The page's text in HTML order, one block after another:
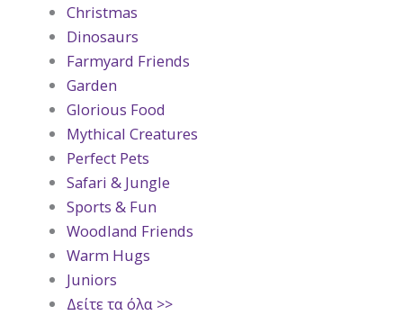
Christmas
Dinosaurs
Farmyard Friends
Garden
Glorious Food
Mythical Creatures
Perfect Pets
Safari & Jungle
Sports & Fun
Woodland Friends
Warm Hugs
Juniors
Δείτε τα όλα >>